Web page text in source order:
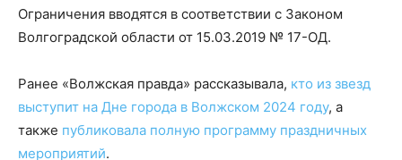
Ограничения вводятся в соответствии с Законом
Волгоградской области от 15.03.2019 № 17-ОД.
Ранее «Волжская правда» рассказывала, кто из звезд
выступит на Дне города в Волжском 2024 году, а
также публиковала полную программу праздничных
мероприятий.